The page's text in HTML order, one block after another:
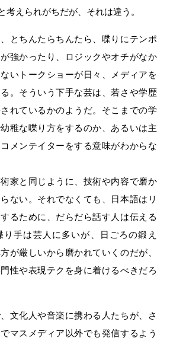
考えられがちだが、それは違う。
とちんたらちんたら、喋りにテンポ
強かったり、ロジックやオチがなか
いトークショーが日々、メディアを
。そういう下手な芸は、若さや学歴
れているかのようだ。そこまでの学
稚な喋り方をするのか、あるいは主
メンテイターをする意味がわからな
家と同じように、技術や内容で磨か
ない。それでなくても、日本語はリ
るために、だらだら話す人は伝える
手は芸人に多いが、日ごろの鍛え
が厳しいから磨かれていくのだが、
性や表現テクを身に着けるべきだろ
文化人や音楽に携わる人たちが、さ
マスメディア以外でも発信するよう